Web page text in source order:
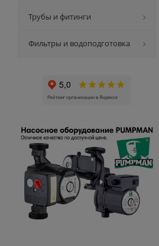
Трубы и фитинги
Фильтры и водоподготовка